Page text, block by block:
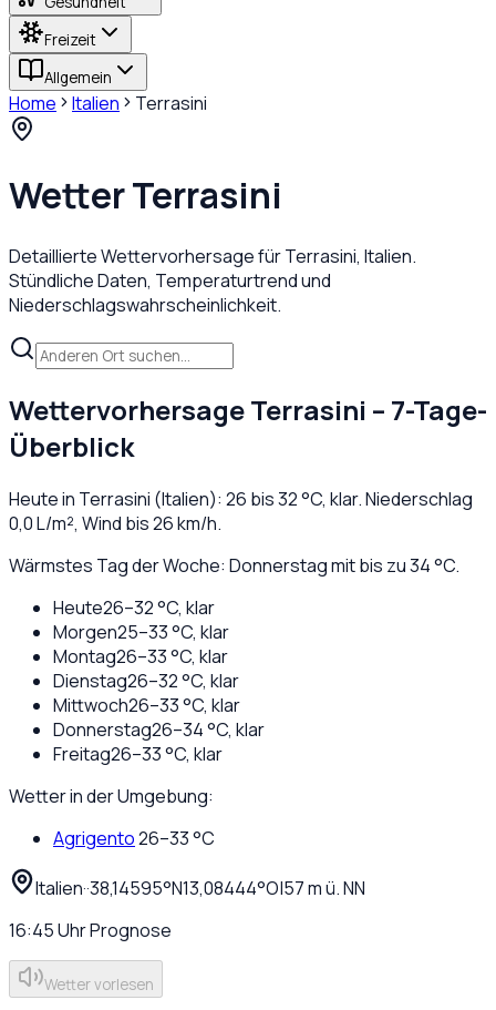
Freizeit
Allgemein
Home Italien Terrasini
WetterTerrasini
Detaillierte Wettervorhersage fürTerrasini, Italien.
Stündliche Daten, Temperaturtrend und
Niederschlagswahrscheinlichkeit.
WettervorhersageTerrasini – 7-Tage-
Überblick
Heute in Terrasini (Italien): 26 bis32°C, klar. Niederschlag
0,0L/m², Wind bis26km/h.
Wärmstes Tag der Woche: Donnerstag mit bis zu 34 °C.
Heute26–32°C, klar
Morgen25–33°C, klar
Montag26–33°C, klar
Dienstag26–32°C, klar
Mittwoch26–33°C, klar
Donnerstag26–34°C, klar
Freitag26–33°C, klar
Wetter in der Umgebung:
Agrigento26–33°C
Italien··38,14595°N13,08444°O|57m ü. NN
16:45UhrPrognose
Wetter vorlesen